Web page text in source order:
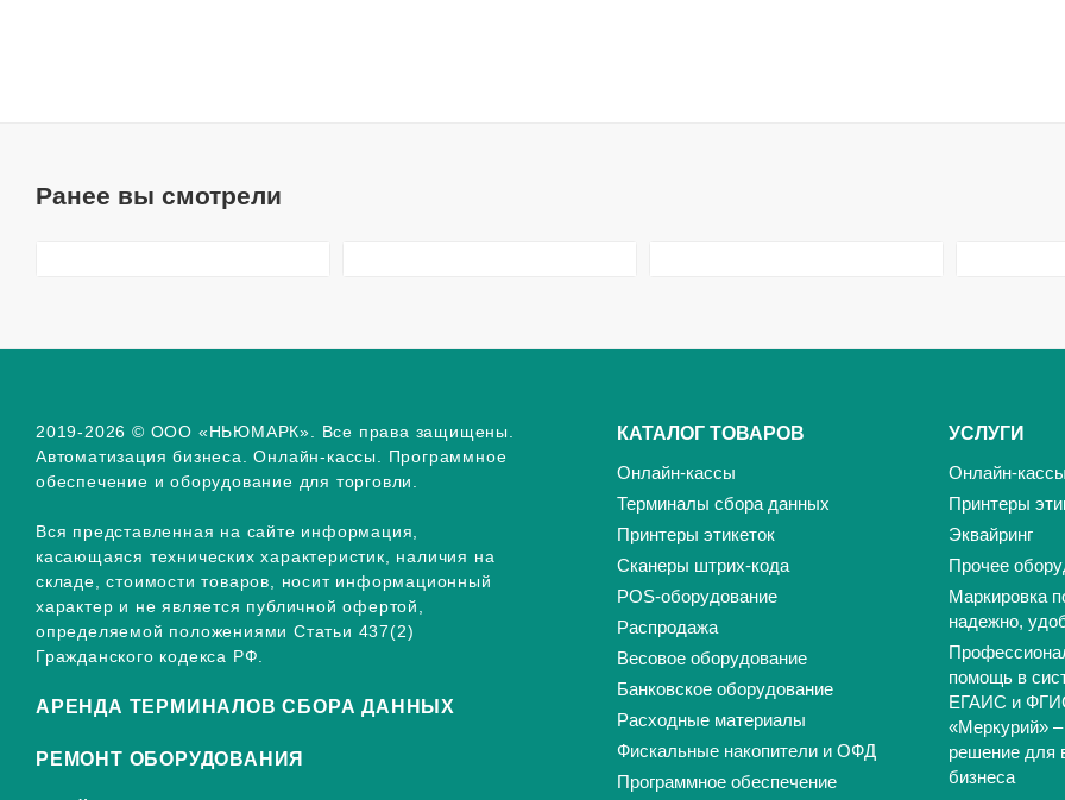
Ранее вы смотрели
2019-2026 © ООО «НЬЮМАРК». Все права защищены.
Автоматизация бизнеса. Онлайн-кассы. Программное
обеспечение и оборудование для торговли.
Вся представленная на сайте информация,
касающаяся технических характеристик, наличия на
складе, стоимости товаров, носит информационный
характер и не является публичной офертой,
определяемой положениями Статьи 437(2)
Гражданского кодекса РФ.
АРЕНДА ТЕРМИНАЛОВ СБОРА ДАННЫХ
РЕМОНТ ОБОРУДОВАНИЯ
КАТАЛОГ ТОВАРОВ
Онлайн-кассы
Терминалы сбора данных
Принтеры этикеток
Сканеры штрих-кода
POS-оборудование
Распродажа
Весовое оборудование
Банковское оборудование
Расходные материалы
Фискальные накопители и ОФД
Программное обеспечение
УСЛУГИ
Онлайн-кассы
Принтеры
Эквайринг
Прочее
Маркировка
надежно,
помощь в
ЕГАИС и
«Меркурий»
решение для
бизнеса